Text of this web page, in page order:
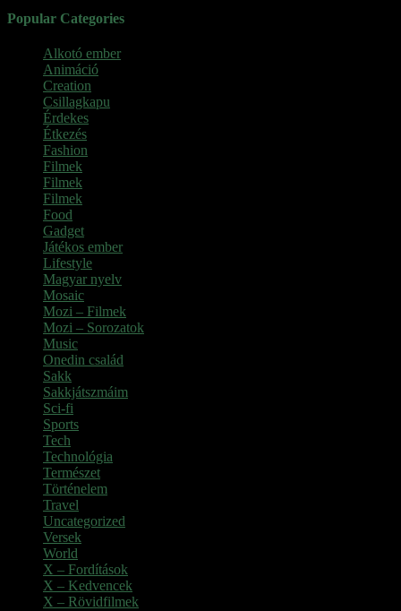
Popular Categories
Alkotó ember
Animáció
Creation
Csillagkapu
Érdekes
Étkezés
Fashion
Filmek
Filmek
Filmek
Food
Gadget
Játékos ember
Lifestyle
Magyar nyelv
Mosaic
Mozi – Filmek
Mozi – Sorozatok
Music
Onedin család
Sakk
Sakkjátszmáim
Sci-fi
Sports
Tech
Technológia
Természet
Történelem
Travel
Uncategorized
Versek
World
X – Fordítások
X – Kedvencek
X – Rövidfilmek